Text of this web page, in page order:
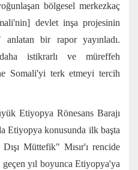
bölgesel merkezkaç
devlet inşa projesinin
anlatan bir rapor yayınladı.
istikrarlı ve müreffeh
Somali'yi terk etmeyi tercih
Etiyopya Rönesans Barajı
Etiyopya konusunda ilk başta
Müttefik" Mısır'ı rencide
yıl boyunca Etiyopya'ya